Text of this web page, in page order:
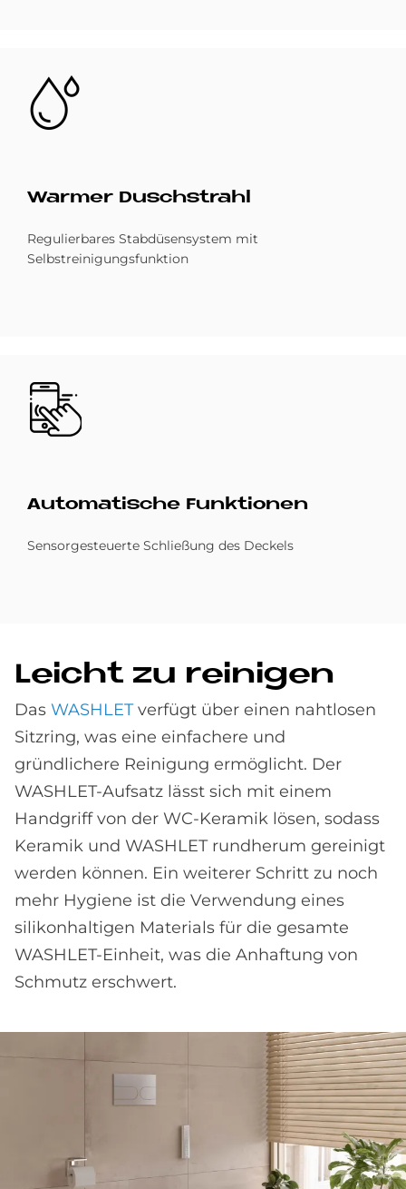
Bild
War­mer Dusch­strahl
Regulierbares Stabdüsensystem mit
Selbstreinigungsfunktion
Bild
Au­to­ma­ti­sche Funk­tio­nen
Sensorgesteuerte Schließung des Deckels
Leicht zu rei­ni­gen
Das WASHLETverfügt über einen nahtlosen
Sitzring, was eine einfachere und
gründlichere Reinigung ermöglicht. Der
WASHLET-Aufsatz lässt sich mit einem
Handgriff von der WC-Keramik lösen, sodass
Keramik und WASHLET rundherum gereinigt
werden können. Ein weiterer Schritt zu noch
mehr Hygiene ist die Verwendung eines
silikonhaltigen Materials für die gesamte
WASHLET-Einheit, was die Anhaftung von
Schmutz erschwert.